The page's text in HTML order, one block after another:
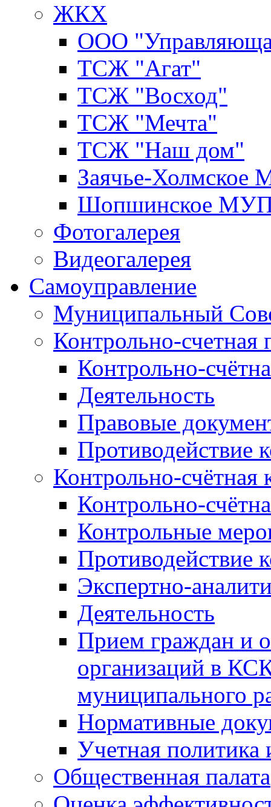
ЖКХ
ООО
ТСЖ "Агат"
ТСЖ "Восход"
ТСЖ "Мечта"
ТСЖ "Наш дом"
Заячье-
Шопшинское
Фотогалерея
Видеогалерея
Самоуправление
Муниципальный
Контрольно-счетная
Контрольно-
Деятельность
Правовые
Противодействие
Контрольно-счётная
Контрольно-
Контрольные
Противодействие
Экспертно-
Деятельность
Прием граждан и
организаций в
муниципального
Нормативные
Учетная политика
Общественная палата